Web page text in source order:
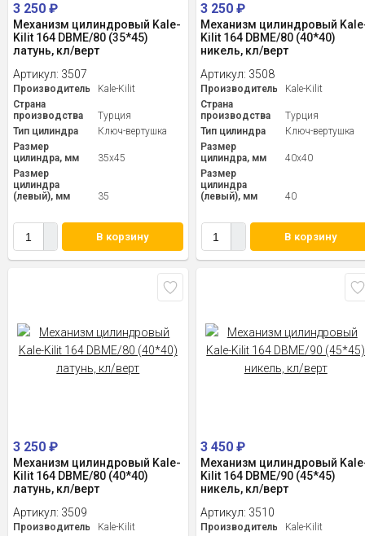
3 250 ₽
Механизм цилиндровый Kale-
Kilit 164 DBME/80 (35*45)
латунь, кл/верт
Артикул: 3507
Производитель
Kale-Kilit
Страна
производства
Турция
Тип цилиндра
Ключ-вертушка
Размер
цилиндра, мм
35x45
Размер
цилиндра
(левый), мм
35
В корзину
3 250₽
Механизм цилиндровый
Kilit 164 DBME/80 (40*40)
никель, кл/верт
Артикул: 3508
Производитель
Kale-Kilit
Страна
производства
Турция
Тип цилиндра
Ключ-вертушка
Размер
цилиндра, мм
40x40
Размер
цилиндра
(левый), мм
40
В корзину
3 250 ₽
Механизм цилиндровый Kale-
Kilit 164 DBME/80 (40*40)
латунь, кл/верт
Артикул: 3509
Производитель
Kale-Kilit
3 450₽
Механизм цилиндровый
Kilit 164 DBME/90 (45*45)
никель, кл/верт
Артикул: 3510
Производитель
Kale-Kilit